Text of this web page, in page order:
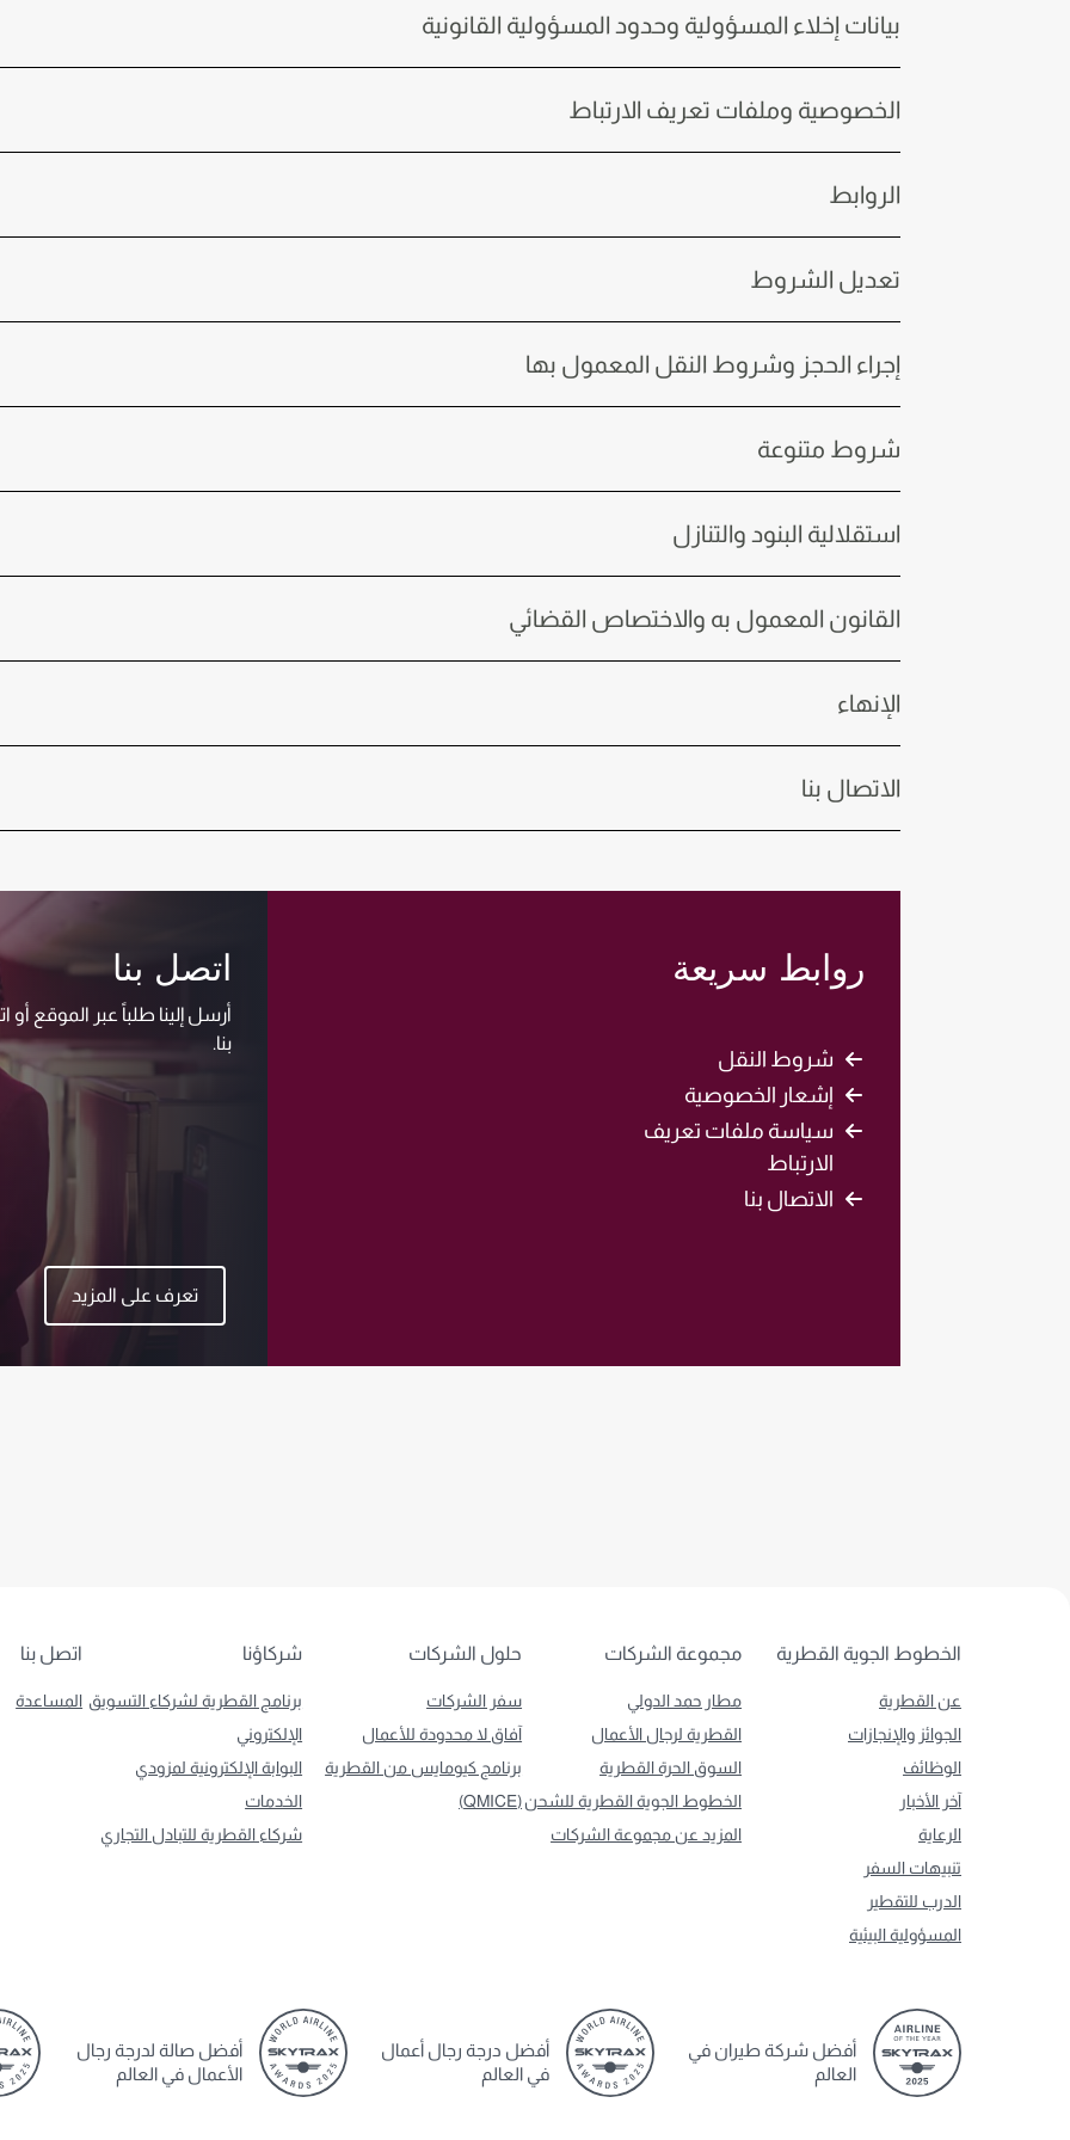
بيانات إخلاء المسؤولية وحدود المسؤولية القانونية
الخصوصية وملفات تعريف الارتباط
الروابط
تعديل الشروط
إجراء الحجز وشروط النقل المعمول بها
شروط متنوعة
استقلالية البنود والتنازل
القانون المعمول به والاختصاص القضائي
الإنهاء
الاتصال بنا
روابط سريعة
شروط النقل
إشعار الخصوصية
سياسة ملفات تعريف
الارتباط
الاتصال بنا
اتصل بنا
أرسل إلينا طلباً عبر الموقع أو
بنا.
تعرف على المزيد
الخطوط الجوية القطرية مجموعة الشركات حلول الشركات شركاؤنا اتصل بنا
عن القطرية
الجوائز والإنجازات
الوظائف
آخر الأخبار
الرعاية
تنبيهات السفر
الدرب للتقطير
المسؤولية البيئية
مطار حمد الدولي
القطرية لرجال الأعمال
السوق الحرة القطرية
الخطوط الجوية القطرية للشحن
المزيد عن مجموعة الشركات
سفر الشركات
آفاق لا محدودة للأعمال
برنامج كيومايس من القطرية
(QMICE)
برنامج القطرية لشركاء التسويق
الإلكتروني
البوابة الإلكترونية لمزودي
الخدمات
شركاء القطرية للتبادل التجاري
المساعدة
أفضل شركة طيران في
العالم
أفضل درجة رجال أعمال
في العالم
أفضل صالة لدرجة رجال
الأعمال في العالم